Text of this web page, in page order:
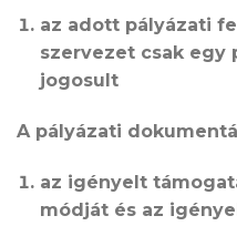
az adott pályázati
szervezet csak egy
jogosult
A pályázati
az igényelt
módját és az